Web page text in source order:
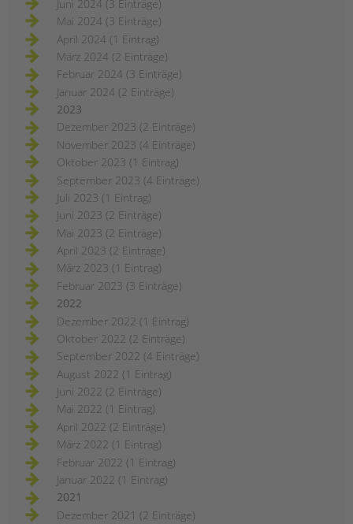
Juni 2024 (3 Einträge)
Mai 2024 (3 Einträge)
April 2024 (1 Eintrag)
März 2024 (2 Einträge)
Februar 2024 (3 Einträge)
Januar 2024 (2 Einträge)
2023
Dezember 2023 (2 Einträge)
November 2023 (4 Einträge)
Oktober 2023 (1 Eintrag)
September 2023 (4 Einträge)
Juli 2023 (1 Eintrag)
Juni 2023 (2 Einträge)
Mai 2023 (2 Einträge)
April 2023 (2 Einträge)
März 2023 (1 Eintrag)
Februar 2023 (3 Einträge)
2022
Dezember 2022 (1 Eintrag)
Oktober 2022 (2 Einträge)
September 2022 (4 Einträge)
August 2022 (1 Eintrag)
Juni 2022 (2 Einträge)
Mai 2022 (1 Eintrag)
April 2022 (2 Einträge)
März 2022 (1 Eintrag)
Februar 2022 (1 Eintrag)
Januar 2022 (1 Eintrag)
2021
Dezember 2021 (2 Einträge)